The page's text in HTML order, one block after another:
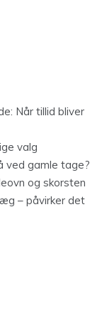
Når tillid bliver
valg
ved gamle tage?
og skorsten
– påvirker det